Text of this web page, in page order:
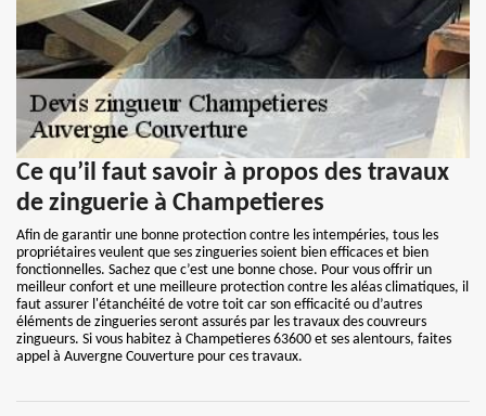
Ce qu’il faut savoir à propos des travaux
de zinguerie à Champetieres
Afin de garantir une bonne protection contre les intempéries, tous les
propriétaires veulent que ses zingueries soient bien efficaces et bien
fonctionnelles. Sachez que c’est une bonne chose. Pour vous offrir un
meilleur confort et une meilleure protection contre les aléas climatiques, il
faut assurer l'étanchéité de votre toit car son efficacité ou d’autres
éléments de zingueries seront assurés par les travaux des couvreurs
zingueurs. Si vous habitez à Champetieres 63600 et ses alentours, faites
appel à Auvergne Couverture pour ces travaux.